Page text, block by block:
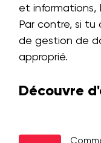
et informations,
Par contre, si tu
de gestion de
approprié.
Découvre